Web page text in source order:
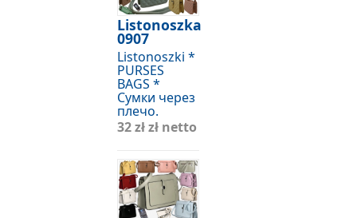
Listonoszka
0907
Listonoszki *
PURSES
BAGS *
Сумки через
плечо.
32 złzł netto